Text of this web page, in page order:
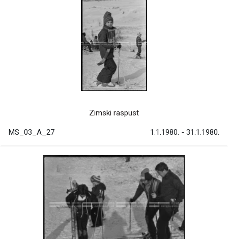
Zimski raspust
MS_03_A_27 1.1.1980. - 31.1.1980.